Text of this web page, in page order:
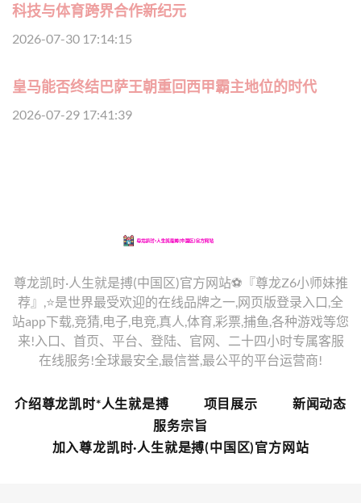
科技与体育跨界合作新纪元
2026-07-30 17:14:15
皇马能否终结巴萨王朝重回西甲霸主地位的时代
2026-07-29 17:41:39
尊龙凯时·人生就是搏(中国区)官方网站⚽️『尊龙Z6小师妹推
荐』,⭐️是世界最受欢迎的在线品牌之一,网页版登录入口,全
站app下载,竞猜,电子,电竞,真人,体育,彩票,捕鱼,各种游戏等您
来!入口、首页、平台、登陆、官网、二十四小时专属客服
在线服务!全球最安全,最信誉,最公平的平台运营商!
介绍尊龙凯时*人生就是搏 项目展示
新闻动态
服务宗旨
加入尊龙凯时·人生就是搏(中国区)官方网站